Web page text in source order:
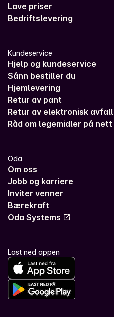
Lave priser
Bedriftslevering
Kundeservice
Hjelp og kundeservice
Sånn bestiller du
Hjemlevering
Retur av pant
Retur av elektronisk avfall
Råd om legemidler på nett
Oda
Om oss
Jobb og karriere
Inviter venner
Bærekraft
Oda Systems
Last ned appen